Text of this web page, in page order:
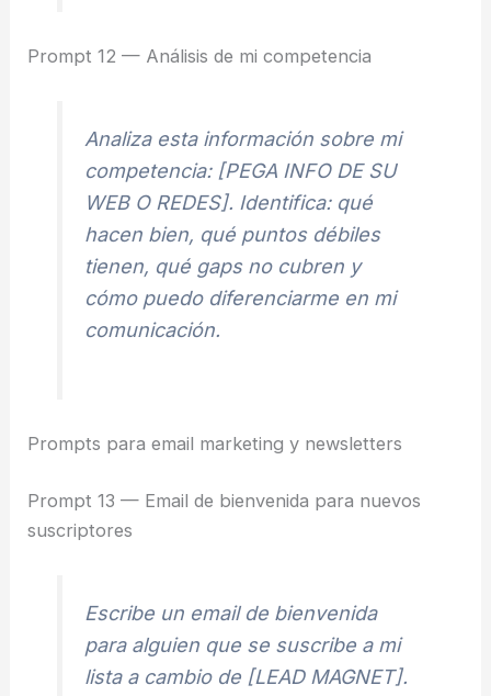
Prompt 12 — Análisis de mi competencia
Analiza esta información sobre mi
competencia: [PEGA INFO DE SU
WEB O REDES]. Identifica: qué
hacen bien, qué puntos débiles
tienen, qué gaps no cubren y
cómo puedo diferenciarme en mi
comunicación.
Prompts para email marketing y newsletters
Prompt 13 — Email de bienvenida para nuevos
suscriptores
Escribe un email de bienvenida
para alguien que se suscribe a mi
lista a cambio de [LEAD MAGNET].